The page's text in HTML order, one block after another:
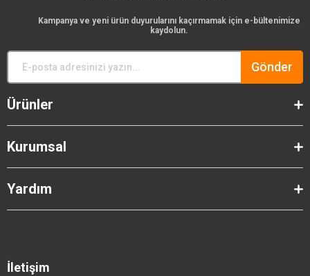
Kampanya ve yeni ürün duyurularını kaçırmamak için e-bültenimize
kaydolun.
Gönder
Ürünler
Kurumsal
Yardım
İletişim